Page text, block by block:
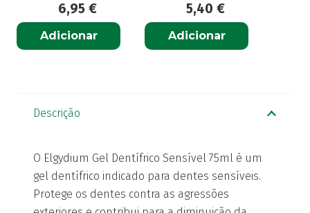
6,95 €
Adicionar
5,40 €
Adicionar
Descrição
O Elgydium Gel Dentífrico Sensível 75ml é um
gel dentífrico indicado para dentes sensíveis.
Protege os dentes contra as agressões